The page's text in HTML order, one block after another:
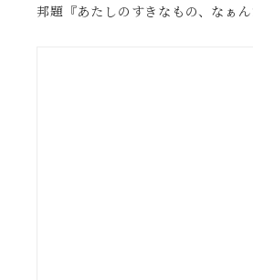
邦題『あたしのすきなもの、なぁん